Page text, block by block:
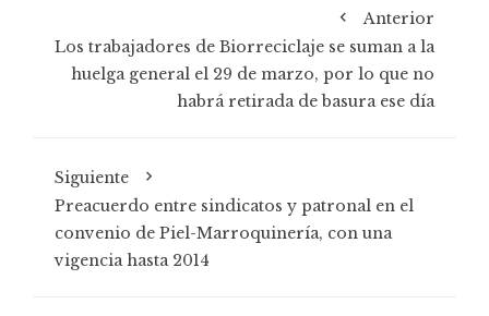
Anterior
Los trabajadores de Biorreciclaje se suman a la
huelga general el 29 de marzo, por lo que no
habrá retirada de basura ese día
Siguiente
Preacuerdo entre sindicatos y patronal en el
convenio de Piel-Marroquinería, con una
vigencia hasta 2014